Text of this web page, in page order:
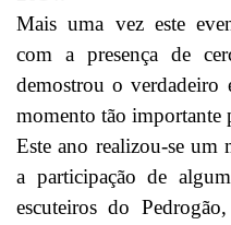
Mais uma vez este
com a presença de
demostrou o verdadeiro
momento tão importante
Este ano realizou-se
a participação de
escuteiros do